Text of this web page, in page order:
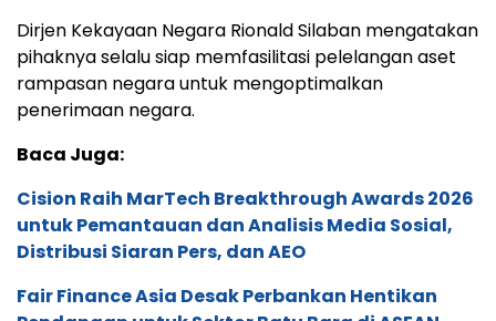
Dirjen Kekayaan Negara Rionald Silaban mengatakan
pihaknya selalu siap memfasilitasi pelelangan aset
rampasan negara untuk mengoptimalkan
penerimaan negara.
Baca Juga:
Cision Raih MarTech Breakthrough Awards 2026
untuk Pemantauan dan Analisis Media Sosial,
Distribusi Siaran Pers, dan AEO
Fair Finance Asia Desak Perbankan Hentikan